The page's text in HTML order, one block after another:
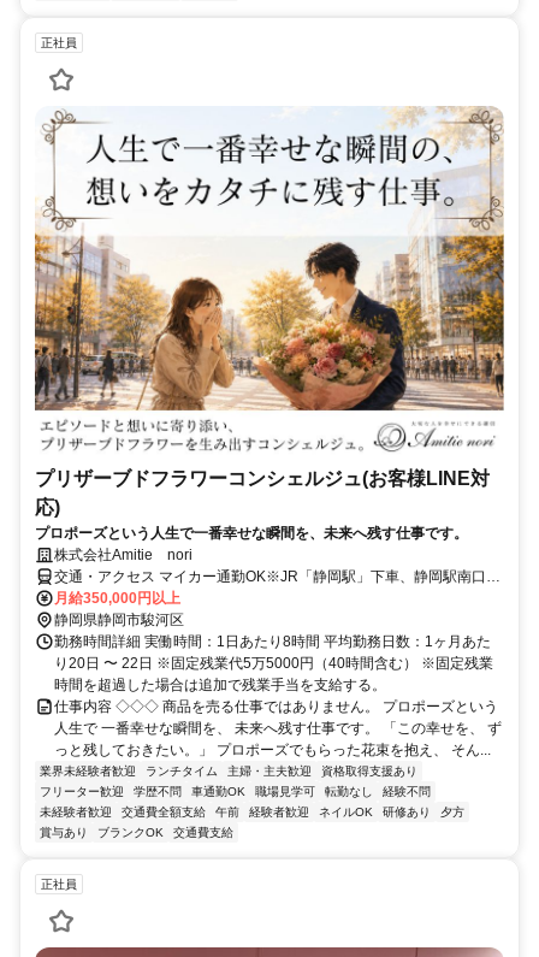
正社員
プリザーブドフラワーコンシェルジュ(お客様LINE対
応)
プロポーズという人生で一番幸せな瞬間を、未来へ残す仕事です。
株式会社Amitie nori
交通・アクセス マイカー通勤OK※JR「静岡駅」下車、静岡駅南口よ
りバス「農業会館前」停下車、徒歩２分
月給350,000円以上
静岡県静岡市駿河区
勤務時間詳細 実働時間：1日あたり8時間 平均勤務日数：1ヶ月あた
り20日 〜 22日 ※固定残業代5万5000円（40時間含む） ※固定残業
時間を超過した場合は追加で残業手当を支給する。
仕事内容 ◇◇◇ 商品を売る仕事ではありません。 プロポーズという
人生で 一番幸せな瞬間を、 未来へ残す仕事です。 「この幸せを、 ず
っと残しておきたい。」 プロポーズでもらった花束を抱え、 そん...
業界未経験者歓迎 ランチタイム 主婦・主夫歓迎
資格取得支援あり
フリーター歓迎
学歴不問 車通勤OK 職場見学可 転勤なし
経験不問
未経験者歓迎
交通費全額支給 午前 経験者歓迎 ネイルOK 研修あり
夕方
賞与あり
ブランクOK 交通費支給
正社員